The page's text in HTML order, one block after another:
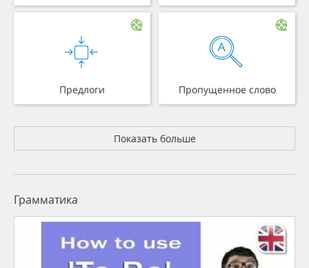
Предлоги Пропущенное слово
Показать больше
Грамматика